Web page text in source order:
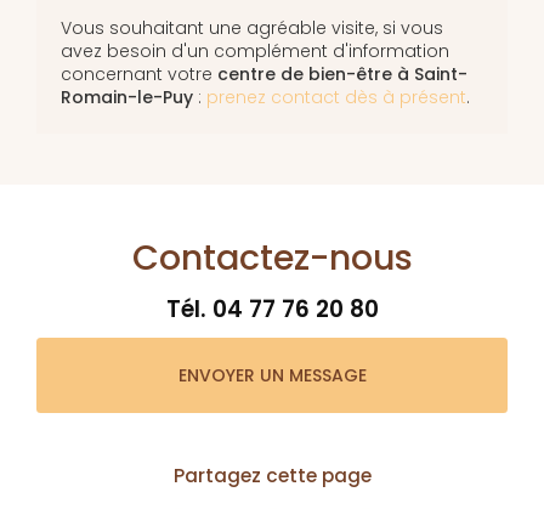
Vous souhaitant une agréable visite, si vous
avez besoin d'un complément d'information
concernant votre centre de bien-être à Saint-
Romain-le-Puy : prenez contact dès à présent.
Contactez-nous
Tél. 04 77 76 20 80
ENVOYER UN MESSAGE
Partagez cette page